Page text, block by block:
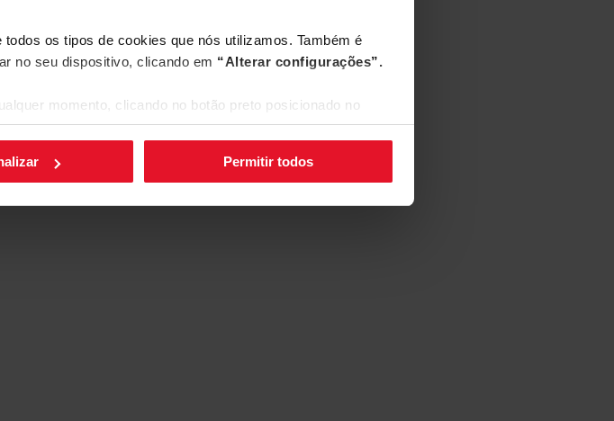
os tipos de cookies que nós utilizamos. Também é
no seu dispositivo, clicando em “Alterar configurações”.
momento, clicando no botão preto posicionado no
Permitir todos